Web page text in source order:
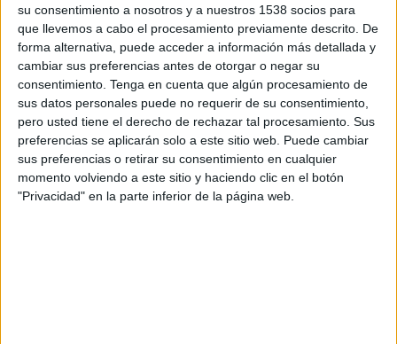
su consentimiento a nosotros y a nuestros 1538 socios para
que llevemos a cabo el procesamiento previamente descrito. De
forma alternativa, puede acceder a información más detallada y
cambiar sus preferencias antes de otorgar o negar su
consentimiento. Tenga en cuenta que algún procesamiento de
sus datos personales puede no requerir de su consentimiento,
pero usted tiene el derecho de rechazar tal procesamiento. Sus
preferencias se aplicarán solo a este sitio web. Puede cambiar
sus preferencias o retirar su consentimiento en cualquier
momento volviendo a este sitio y haciendo clic en el botón
"Privacidad" en la parte inferior de la página web.
Un gironí deixa en evidència a
Federico Trillo en un article al
Financial Times
El lector compara l'actitud dels britànics amb "l'oposició
bel·ligerant a l'expressió democràtica dels seus homòlegs
espanyols"